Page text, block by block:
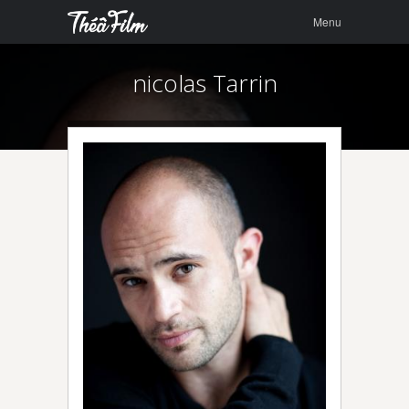
content
Menu
nicolas Tarrin